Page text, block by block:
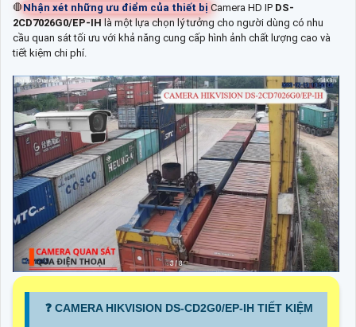
🛑Nhận xét những ưu điểm của thiết bị Camera HD IP DS-
2CD7026G0/EP-IHlà một lựa chọn lý tưởng cho người dùng có nhu
cầu quan sát tối ưu với khả năng cung cấp hình ảnh chất lượng cao và
tiết kiệm chi phí.
❓ CAMERA HIKVISION DS-CD2G0/EP-IH TIẾT KIỆM